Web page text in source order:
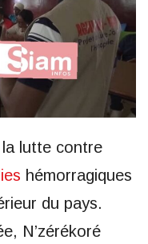
la lutte contre
hémorragiques
du pays.
N’zérékoré